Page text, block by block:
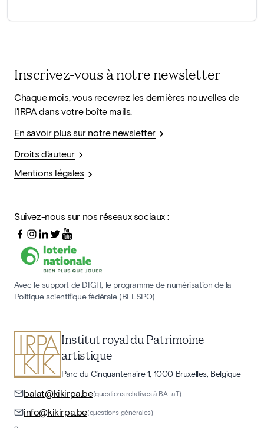
Inscrivez-vous à notre newsletter
Chaque mois, vous recevrez les dernières nouvelles de
l'IRPA dans votre boîte mails.
En savoir plus sur notre newsletter
Droits d'auteur
Mentions légales
Suivez-nous sur nos réseaux sociaux :
Avec le support de DIGIT, le programme de numérisation de la
Politique scientifique fédérale (BELSPO)
Institut royal du Patrimoine
artistique
Parc du Cinquantenaire 1, 1000 Bruxelles, Belgique
balat@kikirpa.be(questions relatives à BALaT)
info@kikirpa.be(questions générales)